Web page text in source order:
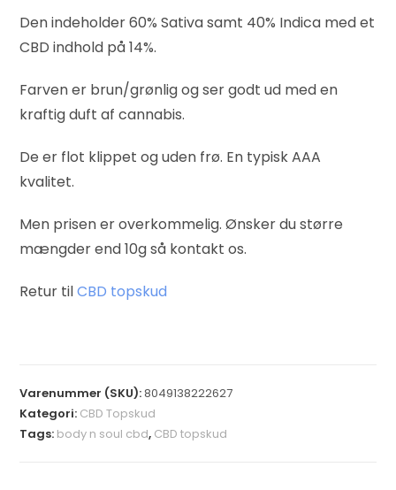
Den indeholder 60% Sativa samt 40% Indica med et
CBD indhold på 14%.
Farven er brun/grønlig og ser godt ud med en
kraftig duft af cannabis.
De er flot klippet og uden frø. En typisk AAA
kvalitet.
Men prisen er overkommelig. Ønsker du større
mængder end 10g så kontakt os.
Retur tilCBD topskud
Varenummer (SKU):8049138222627
Kategori: CBD Topskud
Tags: body n soul cbd, CBD topskud